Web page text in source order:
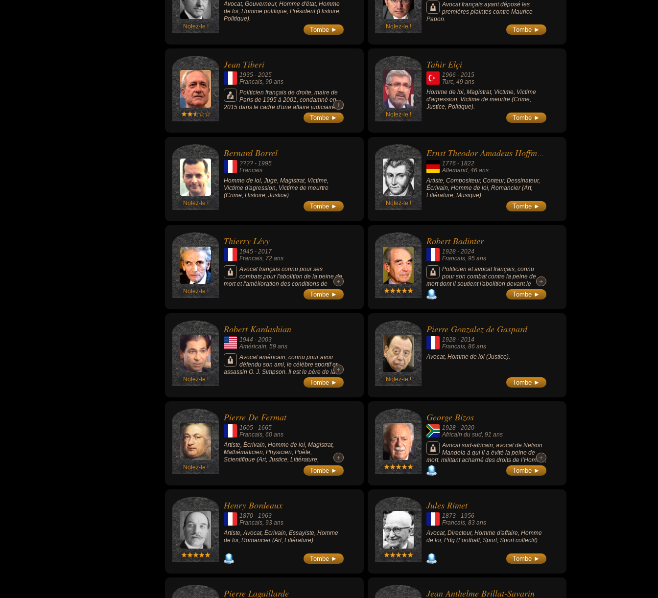
Notez-le !
Avocat, Gouverneur, Homme d'état, Homme
de loi, Homme politique, Président (Histoire,
Politique).
Tombe ► Notez-le !
Avocat français ayant déposé les
premières plaintes contre Maurice
Papon.
Tombe ►
Jean Tiberi
1935 - 2025
Francais, 90 ans
Politicien français de droite, maire de
Paris de 1995 à 2001, condamné en
2015 dans le cadre d'une affaire judiciaire de
+
+
Tombe ► Notez-le !
Tahir Elçi
1966 -2015
Turc, 49 ans
Homme de loi, Magistrat, Victime, Victime
d'agression, Victime de meurtre (Crime,
Justice, Politique).
Tombe ►
Notez-le !
Bernard Borrel
???? - 1995
Francais
Homme de loi, Juge, Magistrat, Victime,
Victime d'agression, Victime de meurtre
(Crime, Histoire, Justice).
Tombe ► Notez-le !
1776 - 1822
Allemand , 46 ans
Artiste, Compositeur, Conteur, Dessinateur,
Écrivain, Homme de loi, Romancier (Art,
Littérature, Musique).
Tombe ►
Notez-le !
Thierry Lévy
1945 - 2017
Francais , 72 ans
Avocat français connu pour ses
combats pour l'abolition de la peine de
mort et l'amélioration des conditions de
+
+
Tombe ►
Robert Badinter
1928 -2024
Francais , 95 ans
Politicien et avocat français, connu
pour son combat contre la peine de
mort dont il soutient l'abolition devant le
Parlement en 1981, proche de François
Mitterrand, membre du Parti socialiste, il est
Seine de 1995 à 2011. Tout au long de son
engagement politique, il prend position pour
la réinsertion des détenus, pour une série
d'évolutions du Code pénal ainsi que pour la
lutte contre l'antisémitisme et contre
+
+
Tombe ►
Notez-le !
Robert Kardashian
1944 - 2003
Américain, 59 ans
Avocat américain, connu pour avoir
défendu son ami, le célèbre sportif et
assassin O. J. Simpson. Il est le père de la +
+
Tombe ► Notez-le !
Pierre Gonzalez de Gaspard
1928 -2014
Francais, 86 ans
Avocat, Homme de loi (Justice).
Tombe ►
Notez-le !
Pierre De Fermat
1605 - 1665
Francais, 60 ans
Artiste, Écrivain, Homme de loi, Magistrat,
Mathématicien, Physicien, Poète,
Scientifique (Art, Justice, Littérature,
+
+
Tombe ►
George Bizos
1928 -2020
Africain du sud, 91 ans
Avocat sud-africain, avocat de Nelson
Mandela à qui il a évité la peine de
mort, militant acharné des droits de l’Homme,
il a milité contre l'apartheid et fut le
compagnon de route du congrès national
+
+
Tombe ►
Henry Bordeaux
1870 - 1963
Francais, 93 ans
Artiste, Avocat, Écrivain, Essayiste, Homme
de loi, Romancier (Art, Littérature).
Tombe ►
Jules Rimet
1873 -1956
Francais, 83 ans
Avocat, Directeur, Homme d'affaire, Homme
de loi, Pdg (Football, Sport, Sport collectif).
Tombe ►
Pierre Lagaillarde Jean Anthelme Brillat-Savarin